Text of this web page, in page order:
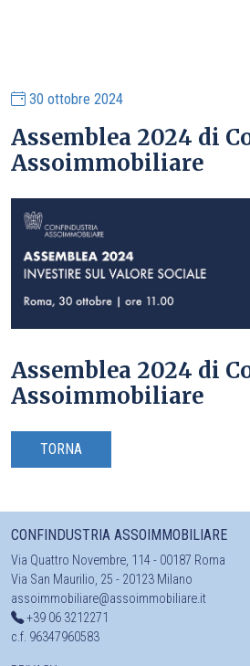
30 ottobre 2024
Assemblea 2024 di
Assoimmobiliare
Assemblea 2024 di
Assoimmobiliare
TORNA
CONFINDUSTRIA ASSOIMMOBILIARE
Via Quattro Novembre, 114 - 00187 Roma
Via San Maurilio, 25 - 20123 Milano
assoimmobiliare@assoimmobiliare.it
+39 06 3212271
c.f. 96347960583